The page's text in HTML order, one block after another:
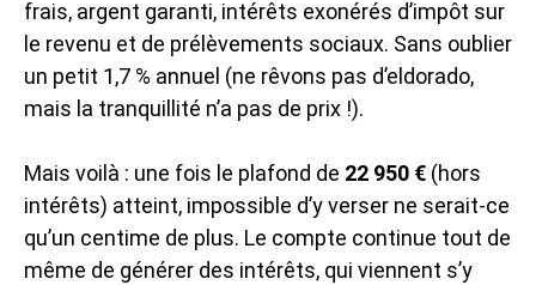
frais, argent garanti, intérêts exonérés d’impôt sur
le revenu et de prélèvements sociaux. Sans oublier
un petit 1,7 % annuel (ne rêvons pas d’eldorado,
mais la tranquillité n’a pas de prix !).
Mais voilà : une fois le plafond de 22 950 € (hors
intérêts) atteint, impossible d’y verser ne serait-ce
qu’un centime de plus. Le compte continue tout de
même de générer des intérêts, qui viennent s’y